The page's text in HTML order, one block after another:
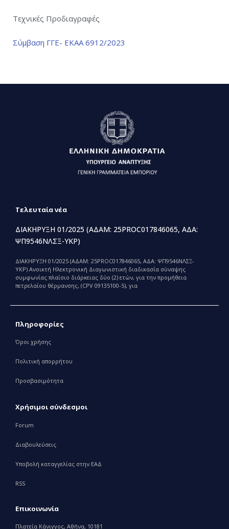
Τεχνικές Προδιαγραφές
Σύμβαση ΓΓΕ- ΕΚΑΑ 6912/2023
Τελευταία νέα
ΔΙΑΚΗΡΥΞΗ 01/2025 (ΑΔΑΜ: 25PROC017846065, ΑΔΑ:
ΨΠ9546ΝΛΣΞ-ΥΚΡ)
ΔΙΑΚΗΡΥΞΗ 01/2025 (ΑΔΑΜ: 25PROC017846065, ΑΔΑ: ΨΠ9546ΝΛΣΞ-
ΥΚΡ) Ανοικτή Ηλεκτρονική Διαγωνιστική διαδικασία σύναψης
συμφωνίας πλαίσιο διάρκειας δύο (2) ετών, για την προμήθεια
πετρελαίου θέρμανσης, (CPV 09135100-5), για
Πληροφορίες
Όροι χρήσης
Πολιτική απορρήτου
Προσβασιμότητα
Χρήσιμοι σύνδεσμοι
Forum
Διαβουλεύσεις
Υποβολή καταγγελίας στην ΕΑΔ
RSS
Επικοινωνία
Πλατεία Κάνιγγος, Αθήνα, 10181